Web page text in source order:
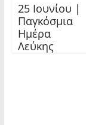
25 Ιουνίου |
Παγκόσμια
Ημέρα
Λεύκης